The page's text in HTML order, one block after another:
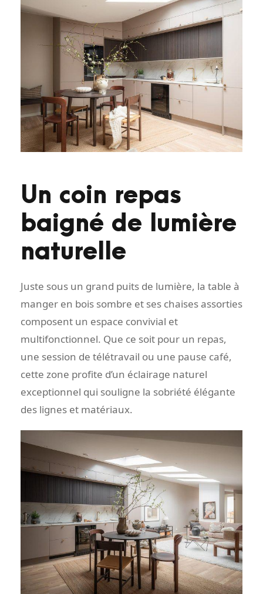
Un coin repas
baigné de lumière
naturelle
Juste sous un grand puits de lumière, la table à
manger en bois sombre et ses chaises assorties
composent un espace convivial et
multifonctionnel. Que ce soit pour un repas,
une session de télétravail ou une pause café,
cette zone profite d’un éclairage naturel
exceptionnel qui souligne la sobriété élégante
des lignes et matériaux.